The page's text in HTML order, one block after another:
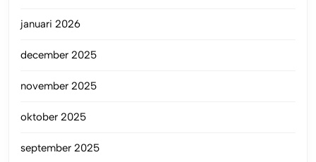
januari 2026
december 2025
november 2025
oktober 2025
september 2025